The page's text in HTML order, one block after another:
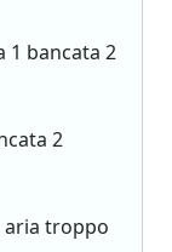
1 bancata 2
2
aria troppo